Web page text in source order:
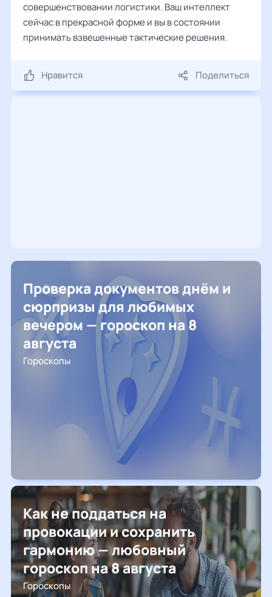
совершенствовании логистики. Ваш интеллект
сейчас в прекрасной форме и вы в состоянии
принимать взвешенные тактические решения.
Нравится Поделиться
Проверка документов днём и
сюрпризы для любимых
вечером — гороскоп на 8
августа
Гороскопы
Как не поддаться на
провокации и сохранить
гармонию — любовный
гороскоп на 8 августа
Гороскопы